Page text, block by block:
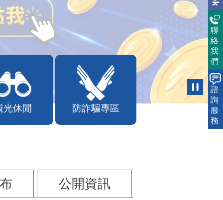
光休閒 防詐騙專區
公開資訊
聯
絡
我
們
諮
詢
服
務